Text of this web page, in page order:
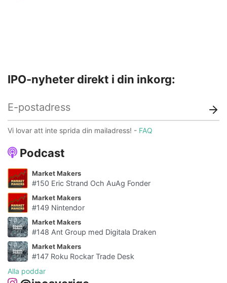
Podcast
Market Makers
#150 Eric Strand Och AuAg Fonder
Market Makers
#149 Nintendor
Market Makers
#148 Ant Group med Digitala Draken
Market Makers
#147 Roku Rockar Trade Desk
Alla poddar
IPO-nyheter direkt i din inkorg:
Vi lovar att inte sprida din mailadress! - FAQ